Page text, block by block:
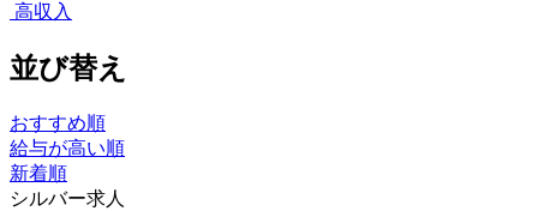
高収入
並び替え
おすすめ順
給与が高い順
新着順
シルバー求人